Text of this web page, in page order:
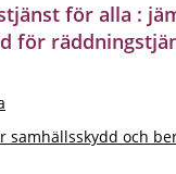
för alla :
för
samhällsskydd och